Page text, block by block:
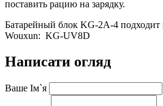
поставить рацию на зарядку.
Батарейный блок KG-2A-4 подходит
Wouxun: KG-UV8D
Написати огляд
Ваше Ім`я